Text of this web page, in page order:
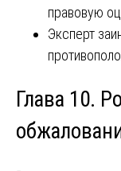
правовую
Эксперт
Глава 10.